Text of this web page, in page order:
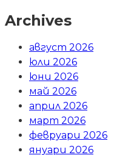
Archives
август 2026
юли 2026
юни 2026
май 2026
април 2026
март 2026
февруари 2026
януари 2026